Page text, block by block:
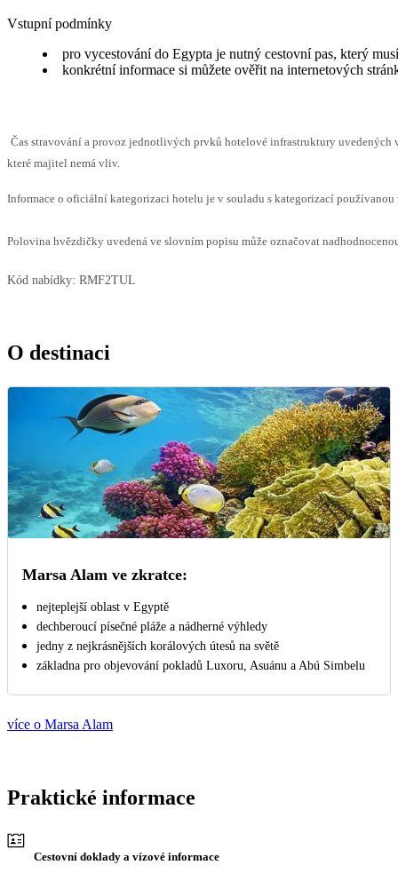
Vstupní podmínky
pro vycestování do Egypta je nutný cestovní pas, který
konkrétní informace si můžete ověřit na internetových
Čas stravování a provoz jednotlivých prvků hotelové infrastruktury uvedených
které majitel nemá vliv.
Informace o oficiální kategorizaci hotelu je v souladu s kategorizací
Polovina hvězdičky uvedená ve slovním popisu může označovat
Kód nabídky: RMF2TUL
O destinaci
Marsa Alam ve zkratce:
nejteplejší oblast v Egyptě
dechberoucí písečné pláže a nádherné výhledy
jedny z nejkrásnějších korálových útesů na světě
základna pro objevování pokladů Luxoru, Asuánu a Abú Simbelu
více o Marsa Alam
Praktické informace
Cestovní doklady a vízové informace